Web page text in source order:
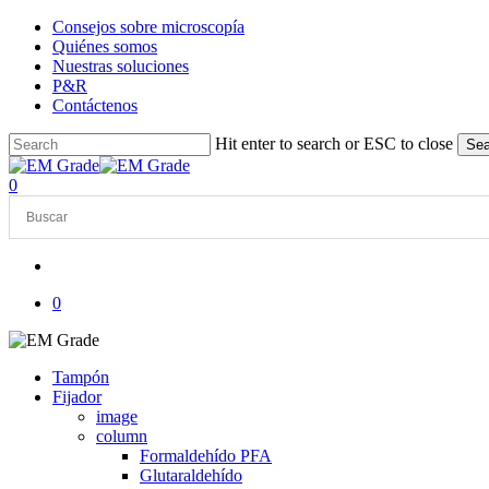
Skip
main
content
Consejos sobre microscopía
Quiénes somos
Nuestras soluciones
P&R
Contáctenos
Hit enter to search or ESC to close
Close
Search
account
0
0
Tampón
Fijador
image
column
Formaldehído PFA
Glutaraldehído